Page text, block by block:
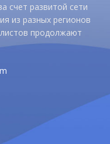
счет развитой сети
из разных регионов
продолжают